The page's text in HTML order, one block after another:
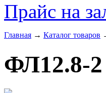
Прайс на
Главная → Каталог товаров
ФЛ12.8-2